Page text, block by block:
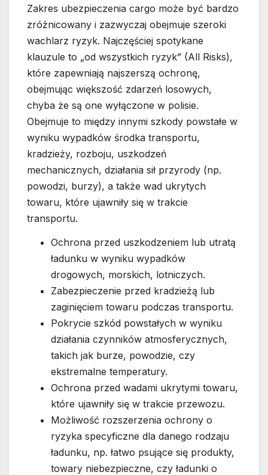
Zakres ubezpieczenia cargo może być bardzo
zróżnicowany i zazwyczaj obejmuje szeroki
wachlarz ryzyk. Najczęściej spotykane
klauzule to „od wszystkich ryzyk” (All Risks),
które zapewniają najszerszą ochronę,
obejmując większość zdarzeń losowych,
chyba że są one wyłączone w polisie.
Obejmuje to między innymi szkody powstałe w
wyniku wypadków środka transportu,
kradzieży, rozboju, uszkodzeń
mechanicznych, działania sił przyrody (np.
powodzi, burzy), a także wad ukrytych
towaru, które ujawniły się w trakcie
transportu.
Ochrona przed uszkodzeniem lub utratą
ładunku w wyniku wypadków
drogowych, morskich, lotniczych.
Zabezpieczenie przed kradzieżą lub
zaginięciem towaru podczas transportu.
Pokrycie szkód powstałych w wyniku
działania czynników atmosferycznych,
takich jak burze, powodzie, czy
ekstremalne temperatury.
Ochrona przed wadami ukrytymi towaru,
które ujawniły się w trakcie przewozu.
Możliwość rozszerzenia ochrony o
ryzyka specyficzne dla danego rodzaju
ładunku, np. łatwo psujące się produkty,
towary niebezpieczne, czy ładunki o